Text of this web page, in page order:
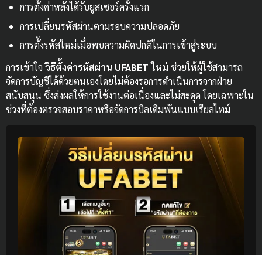
การตั้งค่าหลังได้รับยูสเซอร์ครั้งแรก
การเปลี่ยนรหัสผ่านตามรอบความปลอดภัย
การตั้งรหัสใหม่เมื่อพบความผิดปกติในการเข้าสู่ระบบ
การเข้าใจวิธีตั้งค่ารหัสผ่าน UFABET ใหม่ ช่วยให้ผู้ใช้สามารถ
จัดการบัญชีได้ด้วยตนเองโดยไม่ต้องรอการดำเนินการจากฝ่าย
สนับสนุน ซึ่งส่งผลให้การใช้งานต่อเนื่องและไม่สะดุด โดยเฉพาะใน
ช่วงที่ต้องตรวจสอบราคาหรือจัดการบิลเดิมพันแบบเรียลไทม์